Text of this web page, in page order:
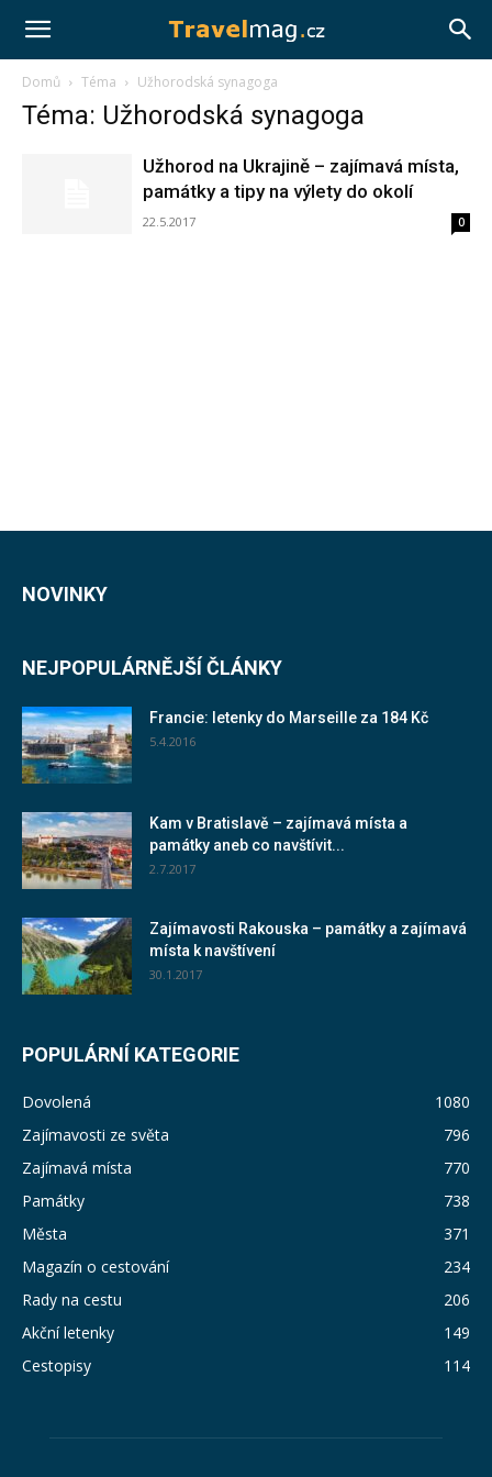
Travelmag.cz
Domů Téma Užhorodská synagoga
Téma: Užhorodská synagoga
Užhorod na Ukrajině – zajímavá místa,
památky a tipy na výlety do okolí
22.5.2017 0
NOVINKY
NEJPOPULÁRNĚJŠÍ ČLÁNKY
Francie: letenky do Marseille za 184 Kč
5.4.2016
Kam v Bratislavě – zajímavá místa a
památky aneb co navštívit...
2.7.2017
Zajímavosti Rakouska – památky a zajímavá
místa k navštívení
30.1.2017
POPULÁRNÍ KATEGORIE
Dovolená
1080
Zajímavosti ze světa
796
Zajímavá místa
770
Památky
738
Města
371
Magazín o cestování
234
Rady na cestu
206
Akční letenky
149
Cestopisy
114